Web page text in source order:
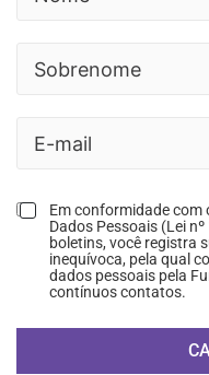
Em conformidade com
Dados Pessoais (Lei
boletins, você registra
inequívoca, pela qual
dados pessoais pela
contínuos contatos.